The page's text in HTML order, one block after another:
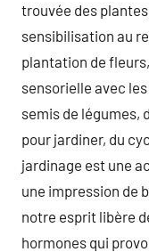
trouvée des
sensibilisation au
plantation de
sensorielle avec
semis de légumes,
pour jardiner, du
jardinage est une
une impression de
notre esprit libère
hormones qui